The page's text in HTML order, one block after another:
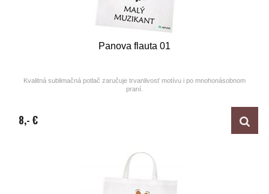
Panova flauta 01
Kvalitná sublimačná potlač zaručuje trvanlivosť motívu i po mnohonásobnom
praní.
8,- €